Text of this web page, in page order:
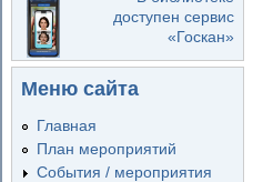
доступен сервис
«Госкан»
Меню сайта
Главная
План мероприятий
События / мероприятия